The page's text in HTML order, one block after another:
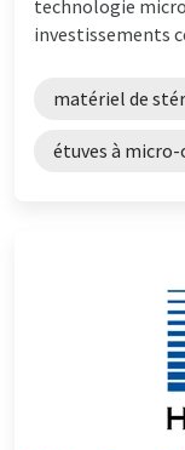
technologie
investissements
matériel de
étuves à micro-